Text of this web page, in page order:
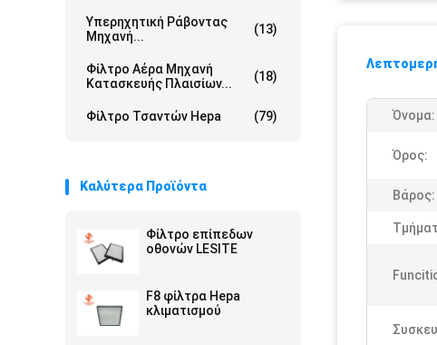
Υπερηχητική Ράβοντας
Μηχανή...
(13)
Φίλτρο Αέρα Μηχανή
Κατασκευής Πλαισίων...
(18)
Φίλτρο Τσαντών Hepa (79)
Καλύτερα Προϊόντα
Φίλτρο επίπεδων
οθονών LESITE
F8 φίλτρα Hepa
κλιματισμού
Όνομα:
Όρος:
Βάρος: